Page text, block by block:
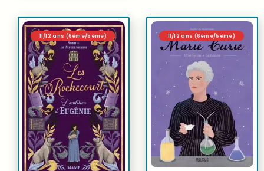
11/12 ans (6ème/5ème) 11/12 ans (6ème/5ème)